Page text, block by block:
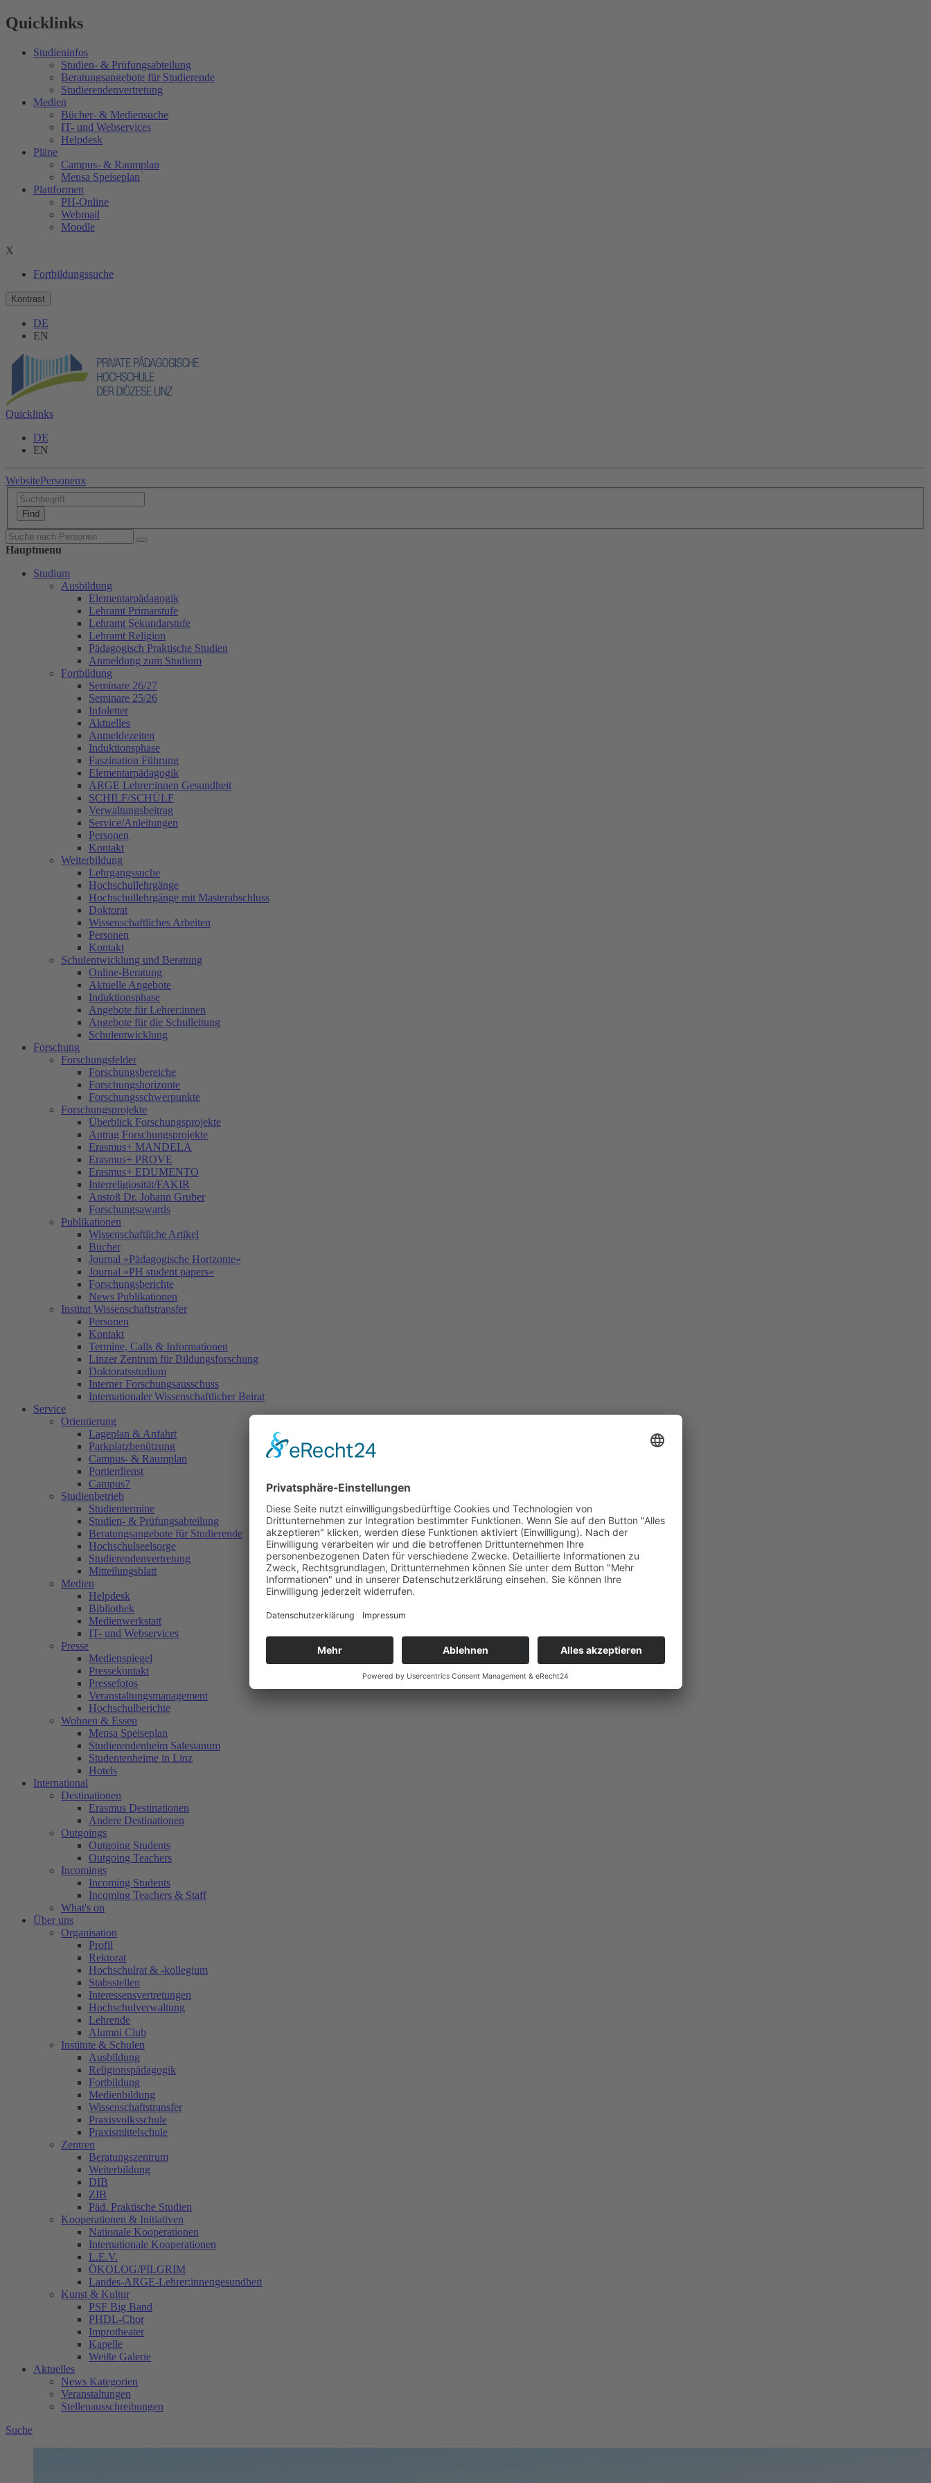
Quicklinks
Studieninfos
Studien- & Prüfungsabteilung
Beratungsangebote für Studierende
Studierendenvertretung
Medien
Bücher- & Mediensuche
IT- und Webservices
Helpdesk
Pläne
Campus- & Raumplan
Mensa Speiseplan
Plattformen
PH-Online
Webmail
Moodle
X
Fortbildungssuche
Kontrast
DE
EN
Quicklinks
DE
EN
WebsitePersonenx
Hauptmenu
Studium
Ausbildung
Elementarpädagogik
Lehramt Primarstufe
Lehramt Sekundarstufe
Lehramt Religion
Pädagogisch Praktische Studien
Anmeldung zum Studium
Fortbildung
Seminare 26/27
Seminare 25/26
Infoletter
Aktuelles
Anmeldezeiten
Induktionsphase
Faszination Führung
Elementarpädagogik
ARGE Lehrer:innen Gesundheit
SCHILF/SCHÜLF
Verwaltungsbeitrag
Service/Anleitungen
Personen
Kontakt
Weiterbildung
Lehrgangssuche
Hochschullehrgänge
Hochschullehrgänge mit Masterabschluss
Doktorat
Wissenschaftliches Arbeiten
Personen
Kontakt
Schulentwicklung und Beratung
Online-Beratung
Aktuelle Angebote
Induktionsphase
Angebote für Lehrer:innen
Angebote für die Schulleitung
Schulentwicklung
Forschung
Forschungsfelder
Forschungsbereiche
Forschungshorizonte
Forschungsschwerpunkte
Forschungsprojekte
Überblick Forschungsprojekte
Antrag Forschungsprojekte
Erasmus+ MANDELA
Erasmus+ PROVE
Erasmus+ EDUMENTO
Interreligiosität/FAKIR
Anstoß Dr. Johann Gruber
Forschungsawards
Publikationen
Wissenschaftliche Artikel
Bücher
Journal »Pädagogische Horizonte«
Journal »PH student papers«
Forschungsberichte
News Publikationen
Institut Wissenschaftstransfer
Personen
Kontakt
Termine, Calls & Informationen
Linzer Zentrum für Bildungsforschung
Doktoratsstudium
Interner Forschungsausschuss
Internationaler Wissenschaftlicher Beirat
Service
Orientierung
Lageplan & Anfahrt
Parkplatzbenützung
Campus- & Raumplan
Portierdienst
Campus7
Studienbetrieb
Studientermine
Studien- & Prüfungsabteilung
Beratungsangebote für Studierende
Hochschulseelsorge
Studierendenvertretung
Mitteilungsblatt
Medien
Helpdesk
Bibliothek
Medienwerkstatt
IT- und Webservices
Presse
Medienspiegel
Pressekontakt
Pressefotos
Veranstaltungsmanagement
Hochschulberichte
Wohnen & Essen
Mensa Speiseplan
Studierendenheim Salesianum
Studentenheime in Linz
Hotels
International
Destinationen
Erasmus Destinationen
Andere Destinationen
Outgoings
Outgoing Students
Outgoing Teachers
Incomings
Incoming Students
Incoming Teachers & Staff
What's on
Über uns
Organisation
Profil
Rektorat
Hochschulrat & -kollegium
Stabsstellen
Interessensvertretungen
Hochschulverwaltung
Lehrende
Alumni Club
Institute & Schulen
Ausbildung
Religionspädagogik
Fortbildung
Medienbildung
Wissenschaftstransfer
Praxisvolksschule
Praxismittelschule
Zentren
Beratungszentrum
Weiterbildung
DIB
ZIB
Päd. Praktische Studien
Kooperationen & Initiativen
Nationale Kooperationen
Internationale Kooperationen
L.E.V.
ÖKOLOG/PILGRIM
Landes-ARGE-Lehrer:innengesundheit
Kunst & Kultur
PSF Big Band
PHDL-Chor
Improtheater
Kapelle
Weiße Galerie
Aktuelles
News Kategorien
Veranstaltungen
Stellenausschreibungen
Suche